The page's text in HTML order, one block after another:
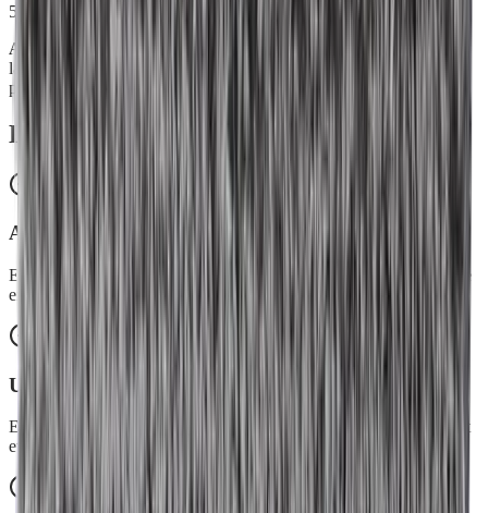
5
Après chaque utilisation
ou avant le passage en machine, brossez
la Mop avec la Balayette Picot ou le Balai Picot pour retirer
poussières et cheveux emprisonnés
Les avantages de Mop Balayage
Aussi efficace qu'un aspirateur
Elle dépoussière tous les types de sols en un seul passage, le silence
en plus.
Un vrai piège à poussière
Elle attire poils d'animaux, cheveux et poussières comme un aimant
et les emprisonne sans les redéposer au sol.